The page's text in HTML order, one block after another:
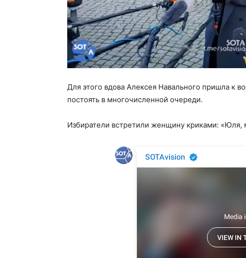
Для этого вдова Алексея Навального пришла к
постоять в многочисленной очереди.
Избиратели встретили женщину криками: «Юля,